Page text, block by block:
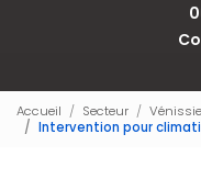
Accueil Secteur
Intervention pour